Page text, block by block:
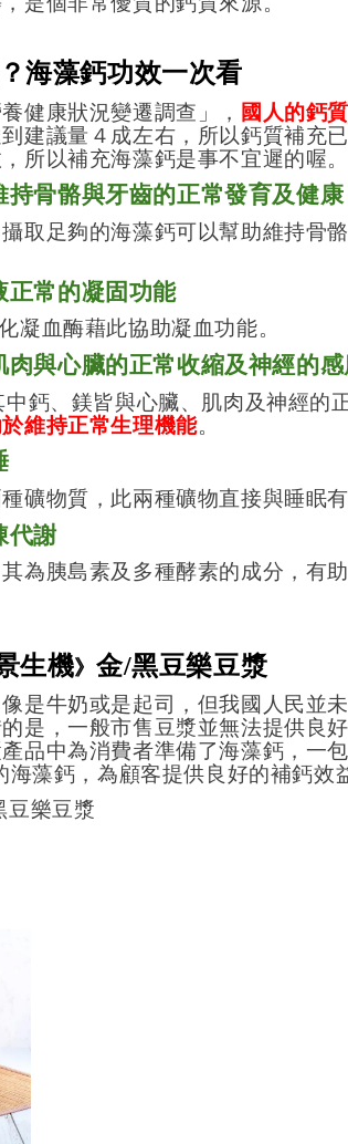
海藻鈣功效一次看
健康狀況變遷調查」， 國人的鈣
建議量４成左右，所以鈣質補充
所以補充海藻鈣是事不宜遲的喔。
骨骼與牙齒的正常發育及健康
取足夠的海藻鈣可以幫助維持骨
正常的凝固功能
凝血酶藉此協助凝血功能。
肉與心臟的正常收縮及神經的
鈣、鎂皆與心臟、肌肉及神經的
維持正常生理機能。
礦物質，此兩種礦物直接與睡眠
代謝
為胰島素及多種酵素的成分，有
生機》金/黑豆樂豆漿
是牛奶或是起司，但我國人民並
是，一般市售豆漿並無法提供良
品中為消費者準備了海藻鈣，一
海藻鈣，為顧客提供良好的補鈣效
豆樂豆漿